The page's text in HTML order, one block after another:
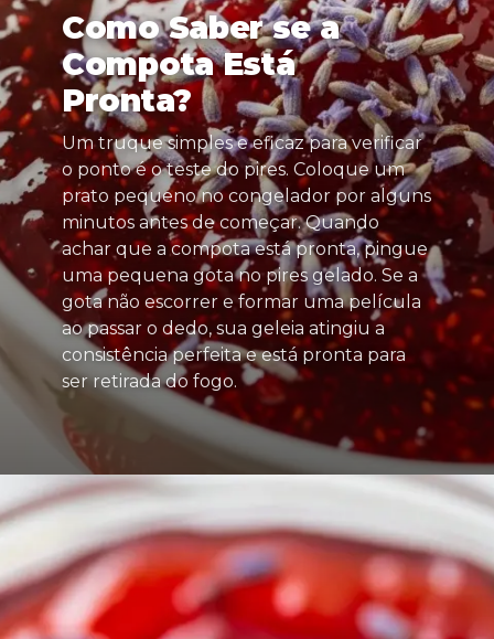
Como Saber se a
Compota Está
Pronta?
Um truque simples e eficaz para verificar
o ponto é o teste do pires. Coloque um
prato pequeno no congelador por alguns
minutos antes de começar. Quando
achar que a compota está pronta, pingue
uma pequena gota no pires gelado. Se a
gota não escorrer e formar uma película
ao passar o dedo, sua geleia atingiu a
consistência perfeita e está pronta para
ser retirada do fogo.